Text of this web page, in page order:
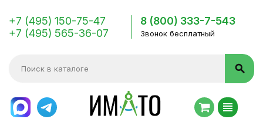
+7 (495) 150-75-47
+7 (495) 565-36-07
8 (800) 333-7-543
Звонок бесплатный
search
view_headline